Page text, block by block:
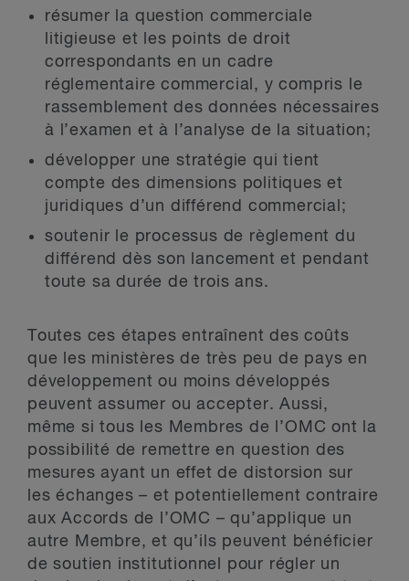
résumer la question commerciale
litigieuse et les points de droit
correspondants en un cadre
réglementaire commercial, y compris le
rassemblement des données nécessaires
à l’examen et à l’analyse de la situation;
développer une stratégie qui tient
compte des dimensions politiques et
juridiques d’un différend commercial;
soutenir le processus de règlement du
différend dès son lancement et pendant
toute sa durée de trois ans.
Toutes ces étapes entraînent des coûts
que les ministères de très peu de pays en
développement ou moins développés
peuvent assumer ou accepter. Aussi,
même si tous les Membres de l’OMC ont la
possibilité de remettre en question des
mesures ayant un effet de distorsion sur
les échanges – et potentiellement contraire
aux Accords de l’OMC – qu’applique un
autre Membre, et qu’ils peuvent bénéficier
de soutien institutionnel pour régler un